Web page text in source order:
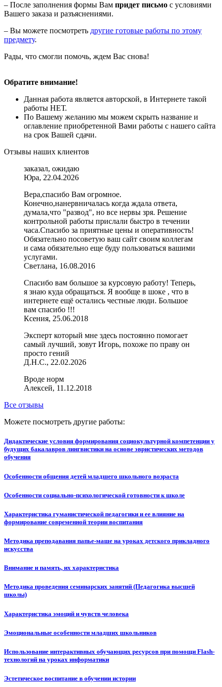
– После заполнения формы Вам придет письмо с условиями
Вашего заказа и разъяснениями.
– Вы можете посмотреть другие готовые работы по этому
предмету.
Рады, что смогли помочь, ждем Вас снова!
Обратите внимание!
Данная работа является авторской, в Интернете такой
работы НЕТ.
По Вашему желанию мы можем скрыть название и
оглавление приобретенной Вами работы с нашего сайта
на срок Вашей сдачи.
Отзывы наших клиентов
заказал, ожидаю
Юра, 22.04.2026
Вера,спасибо Вам огромное.
Конечно,нанервничалась когда ждала ответа,
думала,что "развод", но все нервы зря. Решение
контрольной работы прислали быстро в течении
часа.Спасибо за приятные цены и оперативность!
Обязательно посоветую ваш сайт своим коллегам
и сама обязательно еще буду пользоваться вашими
услугами.
Светлана, 16.08.2016
Спасибо вам большое за курсовую работу! Теперь,
я знаю куда обращаться. Я вообще в шоке , что в
интернете ещё остались честные люди. Большое
вам спасибо !!!
Ксения, 25.06.2018
Эксперт который мне здесь постоянно помогает
самый лучший, зовут Игорь, похоже по праву он
просто гений
Д.Н.С., 22.02.2026
Вроде норм
Алексей, 11.12.2018
Все отзывы
Можете посмотреть другие работы:
Дидактические условия формирования социокультурной компетенции у
будущих бакалавров лингвистики на основе эвристических методов
обучения
Особенности общения детей младшего школьного возраста
Особенности социально-психологической готовности к школе
Характеристика гуманистической педагогики и ее влияние на
формирование современной теории воспитания
Методика преподавания папье-маше на уроках детского прикладного
искусства
Внимание и память, их характеристика
Методика проведения семинарских занятий (Педагогика высшей
школы)
Характеристика эмоций и чувств человека
Эмоциональные особенности младших школьников
Использование интерактивных обучающих ресурсов при помощи Flash-
технологий на уроках информатики
Эстетическое воспитание в обучении истории